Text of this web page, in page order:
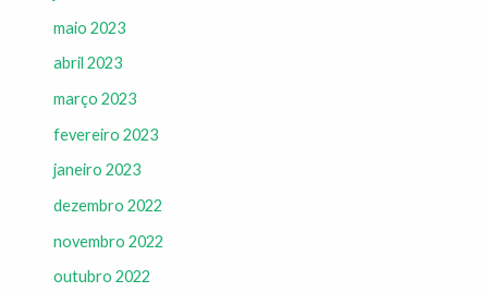
maio 2023
abril 2023
março 2023
fevereiro 2023
janeiro 2023
dezembro 2022
novembro 2022
outubro 2022